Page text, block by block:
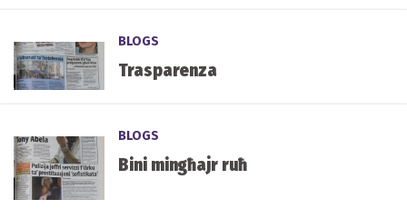
BLOGS
Trasparenza
BLOGS
Bini mingħajr ruħ